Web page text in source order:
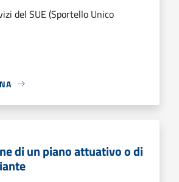
del SUE (Sportello Unico
di un piano attuativo o di